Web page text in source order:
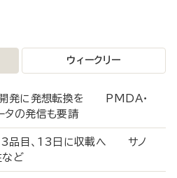
ウィークリー
開発に発想転換を PMDA・
タの発信も要請
13品目、13日に収載へ サノ
など